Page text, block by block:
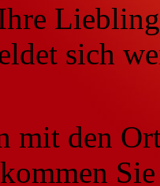
sich
mit den